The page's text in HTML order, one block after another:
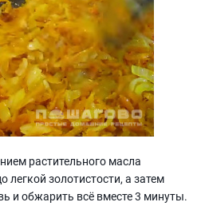
растительного масла
легкой золотистости, а затем
и обжарить всё вместе 3 минуты.